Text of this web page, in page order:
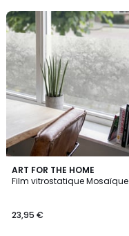
ART FOR THE HOME
Film vitrostatique Mosaïque
23,95 €